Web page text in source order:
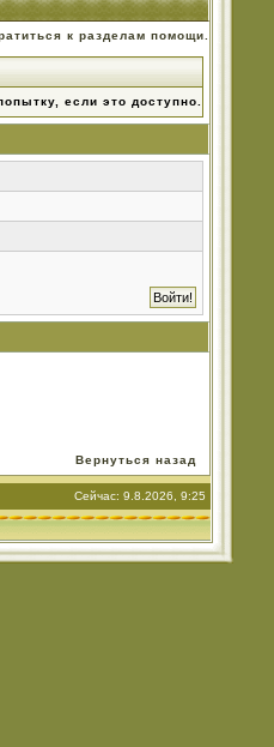
к разделам помощи.
если это доступно.
Вернуться назад
Сейчас: 9.8.2026, 9:25